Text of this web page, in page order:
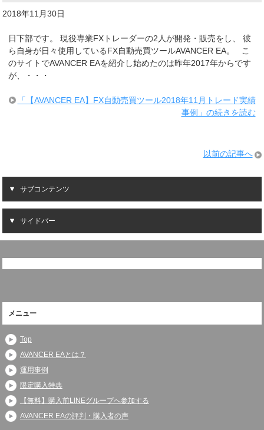
2018年11月30日
日下部です。 現役専業FXトレーダーの2人が開発・販売をし、 彼
ら自身が日々使用しているFX自動売買ツールAVANCER EA。 こ
のサイトでAVANCER EAを紹介し始めたのは昨年2017年からです
が、・・・
「【AVANCER EA】FX自動売買ツール2018年11月トレード実績
事例」の続きを読む
以前の記事へ
サブコンテンツ
サイドバー
メニュー
Top
AVANCER EAとは？
運用事例
限定購入特典
【無料】購入前LINEグループへ参加する
AVANCER EAの評判・購入者の声